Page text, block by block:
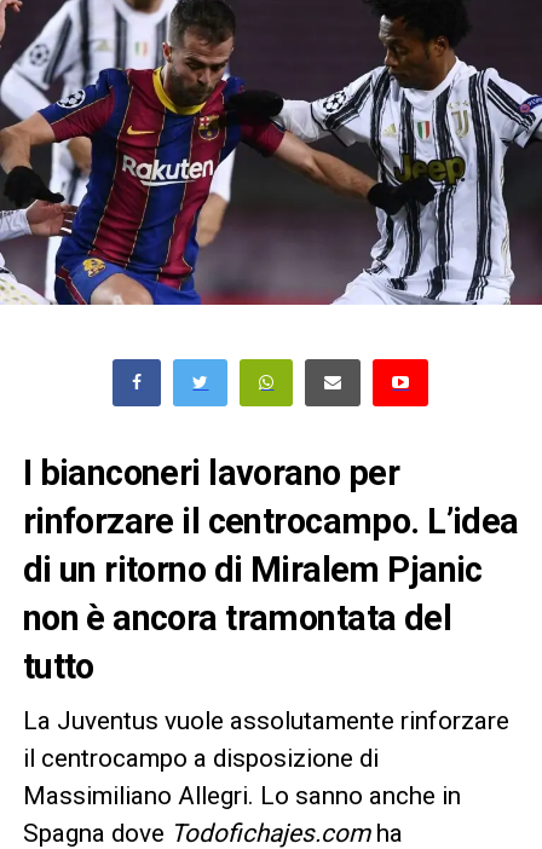
I bianconeri lavorano per
rinforzare il centrocampo. L’idea
di un ritorno di Miralem Pjanic
non è ancora tramontata del
tutto
La Juventus vuole assolutamente rinforzare
il centrocampo a disposizione di
Massimiliano Allegri. Lo sanno anche in
Spagna dove Todofichajes.comha